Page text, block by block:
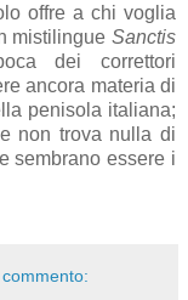
offre a chi voglia
mistilingue Sanctis
dei correttori
ancora materia di
penisola italiana;
non trova nulla di
sembrano essere i